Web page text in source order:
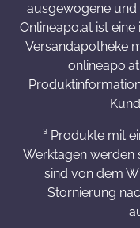
ausgewogene und
Onlineapo.at ist
Versandapotheke
³ Produkte mit
Werktagen werden
sind von dem
Stornierung